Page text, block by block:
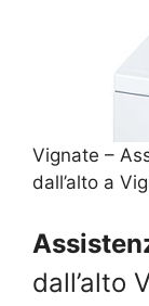
Vignate –
dall’alto a
dall’alto